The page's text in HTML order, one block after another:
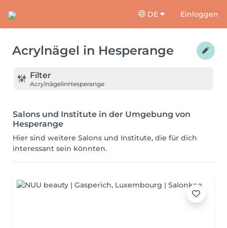
DE Einloggen
Acrylnägel in Hesperange
Filter
AcrylnägelinHesperange
Salons und Institute in der Umgebung von
Hesperange
Hier sind weitere Salons und Institute, die für dich
interessant sein könnten.